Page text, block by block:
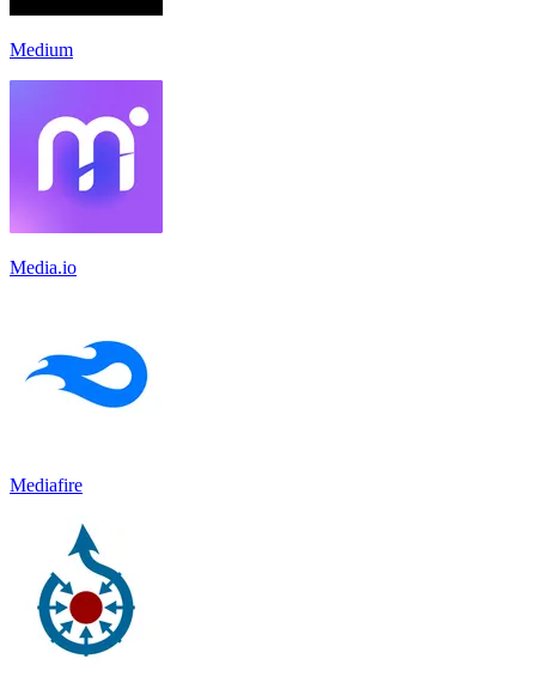
Medium
Media.io
Mediafire